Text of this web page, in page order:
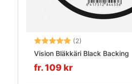
Betyg: (2)
Vision Bläkkäri Black Backing
fr. 109 kr